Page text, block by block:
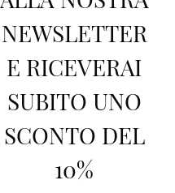
NEWSLETTER
E RICEVERAI
SUBITO UNO
SCONTO DEL
10%